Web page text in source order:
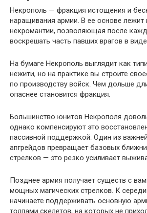
Некрополь — фракция истощения и
наращивания армии. В ее основе лежит
некромантии, позволяющая после
воскрешать часть павших врагов в
На бумаге Некрополь выглядит как
нежити, но на практике вы строите
по производству войск. Чем дольше
опаснее становится фракция.
Большинство юнитов Некрополя
однако компенсируют это
пассивной поддержкой. Один из
апгрейдов превращает базовых
стрелков — это резко усиливает
Позднее армия получает существ с
мощных магических стрелков. К
начинаете поддерживать основную
толпами скелетов, на которых не